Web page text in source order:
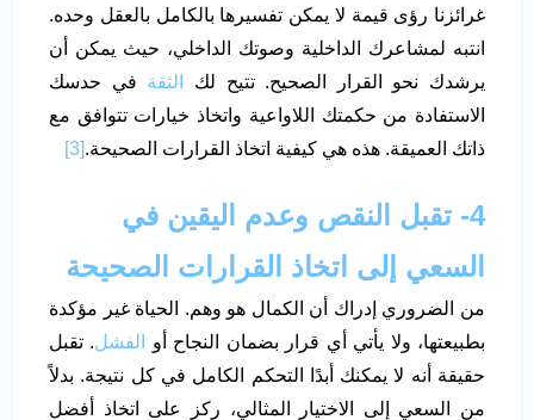
غرائزنا رؤى قيمة لا يمكن تفسيرها بالكامل بالعقل وحده.
انتبه لمشاعرك الداخلية وصوتك الداخلي، حيث يمكن أن
يرشدك نحو القرار الصحيح. تتيح لك
الثقة في حدسك
الاستفادة من حكمتك اللاواعية واتخاذ خيارات تتوافق مع
ذاتك العميقة. هذه هي كيفية اتخاذ القرارات الصحيحة.[3]
4- تقبل النقص وعدم اليقين في
السعي إلى اتخاذ القرارات الصحيحة
من الضروري إدراك أن الكمال هو وهم. الحياة غير مؤكدة
بطبيعتها، ولا يأتي أي قرار بضمان النجاح أو
الفشل. تقبل
حقيقة أنه لا يمكنك أبدًا التحكم الكامل في كل نتيجة. بدلاً
من السعي إلى الاختيار المثالي، ركز على اتخاذ أفضل